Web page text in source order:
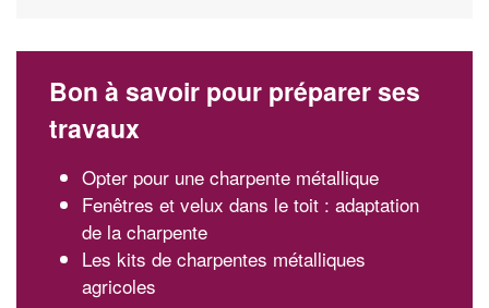
Bon à savoir pour préparer ses
travaux
Opter pour une charpente métallique
Fenêtres et velux dans le toit : adaptation
de la charpente
Les kits de charpentes métalliques
agricoles